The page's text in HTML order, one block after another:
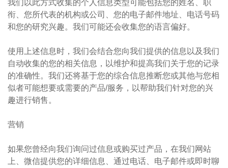
我们以此方式收集的个人信息类型可能包括您的姓名、职
衔、您所代表的机构或公司、您的电子邮件地址、电话号码
和您的研究兴趣。我们可能还会收集您的语言偏好。
使用上述信息时，我们会结合您向我们提供的信息以及我们
自动收集的您的相关信息，以维护和提高我们关于您的记录
的准确性。我们还将基于您的综合信息推断您或其他与您相
似者可能想要或需要的产品/服务，以帮助我们针对您的兴
趣进行销售。
营销
如果您曾经向我们询问过信息或购买过产品，在我们网站
上、微信提供您的详细信息、通过电话、电子邮件或即时聊